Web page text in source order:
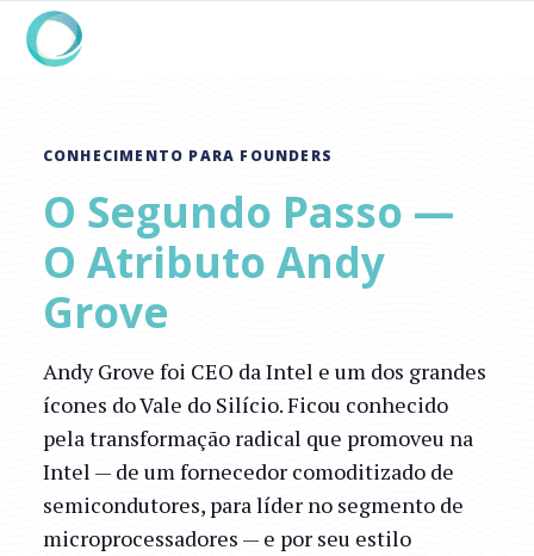
CONHECIMENTO PARA FOUNDERS
O Segundo Passo —
O Atributo Andy
Grove
Andy Grove foi CEO da Intel e um dos grandes
ícones do Vale do Silício. Ficou conhecido
pela transformação radical que promoveu na
Intel — de um fornecedor comoditizado de
semicondutores, para líder no segmento de
microprocessadores — e por seu estilo